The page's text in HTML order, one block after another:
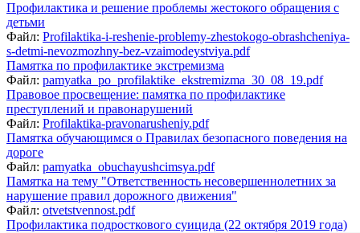
Профилактика и решение проблемы жестокого обращения с
детьми
Файл: Profilaktika-i-reshenie-problemy-zhestokogo-obrashcheniya-
s-detmi-nevozmozhny-bez-vzaimodeystviya.pdf
Памятка по профилактике экстремизма
Файл: pamyatka_po_profilaktike_ekstremizma_30_08_19.pdf
Правовое просвещение: памятка по профилактике
преступлений и правонарушений
Файл: Profilaktika-pravonarusheniy.pdf
Памятка обучающимся о Правилах безопасного поведения на
дороге
Файл: pamyatka_obuchayushcimsya.pdf
Памятка на тему "Ответственность несовершеннолетних за
нарушение правил дорожного движения"
Файл: otvetstvennost.pdf
Профилактика подросткового суицида (22 октября 2019 года)